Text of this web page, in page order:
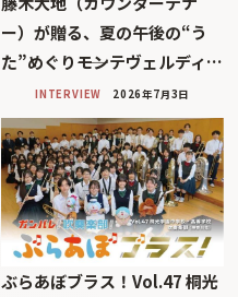
ー）が贈る、夏の午後の“う
た”めぐり――モンテヴェルディ…
INTERVIEW 2026年7月3日
ぶらあぼブラス！Vol.47 桐光